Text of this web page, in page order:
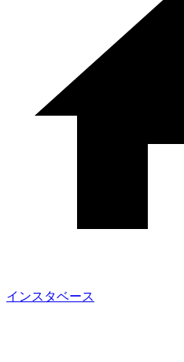
インスタベース